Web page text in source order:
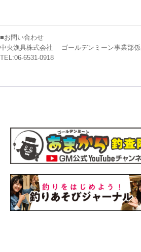
■お問い合わせ
中央漁具株式会社 　ゴールデンミーン事業部係
TEL:06-6531-0918